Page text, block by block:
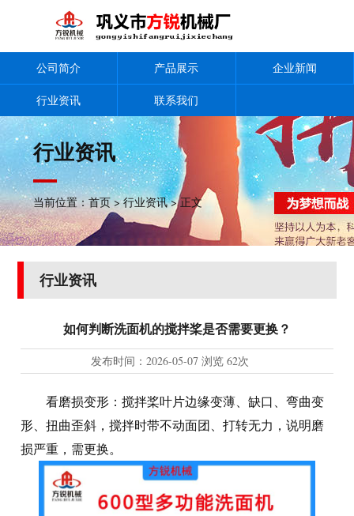
公司简介 产品展示 企业新闻
行业资讯 联系我们
行业资讯
当前位置：首页>行业资讯> 正文
行业资讯
如何判断洗面机的搅拌桨是否需要更换？
发布时间： 2026-05-07 浏览 62次
看磨损变形：搅拌桨叶片边缘变薄、缺口、弯曲变
形、扭曲歪斜，搅拌时带不动面团、打转无力，说明磨
损严重，需更换。